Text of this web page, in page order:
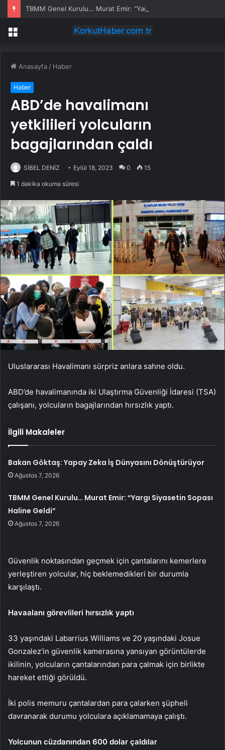
Menü
Anasayfa / Haber
Haber
ABD’de havalimanı
yetkilileri yolcuların
bagajlarından çaldı
SİBEL DENİZ Eylül 18, 2023 0 15
1 dakika okuma süresi
Uluslararası Havalimanı sürpriz anlara sahne oldu.
ABD’de havalimanında iki Ulaştırma Güvenliği İdaresi (TSA)
çalışanı, yolcuların bagajlarından hırsızlık yaptı.
İlgili Makaleler
Bakan Göktaş: Yapay Zeka İş Dünyasını Dönüştürüyor
Ağustos 7, 2026
TBMM Genel Kurulu… Murat Emir: “Yargı Siyasetin Sopası
Haline Geldi”
Ağustos 7, 2026
Güvenlik noktasından geçmek için çantalarını kemerlere
yerleştiren yolcular, hiç beklemedikleri bir durumla
karşılaştı.
Havaalanı görevlileri hırsızlık yaptı
33 yaşındaki Labarrius Williams ve 20 yaşındaki Josue
Gonzalez’in güvenlik kamerasına yansıyan görüntülerde
ikilinin, yolcuların çantalarından para çalmak için birlikte
hareket ettiği görüldü.
İki polis memuru çantalardan para çalarken şüpheli
davranarak durumu yolculara açıklamamaya çalıştı.
Yolcunun cüzdanından 600 dolar çaldılar